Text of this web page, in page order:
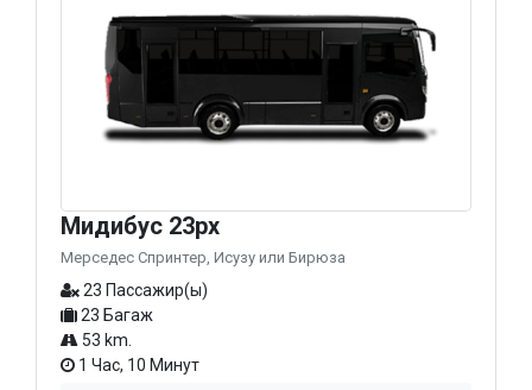
Мидибус 23px
Мерседес Спринтер, Исузу или Бирюза
23 Пассажир(ы)
23 Багаж
53 km.
1 Час, 10 Минут